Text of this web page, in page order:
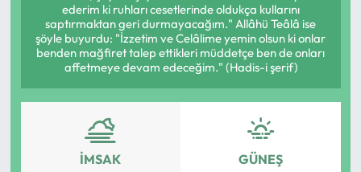
ederim ki ruhları cesetlerinde oldukça kullarını
saptırmaktan geri durmayacağım." Allâhü Teâlâ ise
şöyle buyurdu: "İzzetim ve Celâlime yemin olsun ki onlar
benden mağfiret talep ettikleri müddetçe ben de onları
affetmeye devam edeceğim." (Hadis-i şerif)
İMSAK GÜNEŞ
Mektup Galeri
Röportaj
Köşe Yazıları